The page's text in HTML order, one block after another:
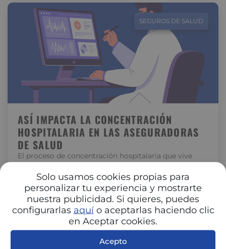
Solo usamos cookies propias para
personalizar tu experiencia y mostrarte
nuestra publicidad. Si quieres, puedes
configurarlas aquío aceptarlas haciendo clic
en Aceptar cookies.
Acepto
SEGUROS DE SALUD
ASÍ IMPACTA LA CONCENTRACIÓN
HOSPITALARIA EN LAS ASEGURADORAS
DE SALUD
El proceso de concentración hospitalaria que vive
España está transformando la relación entre
hospitales y aseguradoras. La unión de centros…